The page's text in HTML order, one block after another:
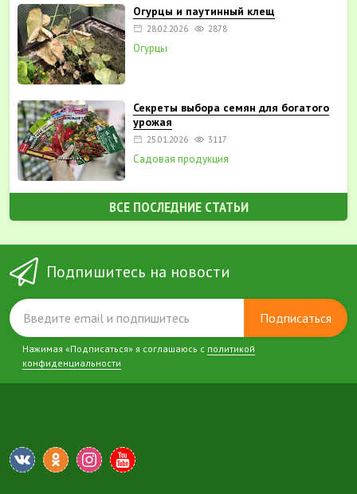
Огурцы и паутинный клещ
28.02.2026 2878
Огурцы
Секреты выбора семян для богатого
урожая
25.01.2026 3117
Садовая продукция
ВСЕ ПОСЛЕДНИЕ СТАТЬИ
Подпишитесь на новости
Подписаться
Нажимая «Подписаться» я соглашаюсь с политикой
конфиденциальности